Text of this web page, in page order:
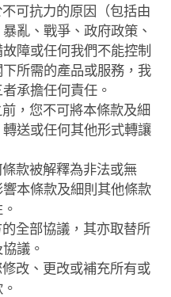
可抗力的原因（包括由
亂、戰爭、政府政策、
障或任何我們不能控制
所需的產品或服務，我
承擔任何責任。
，您不可將本條款及細
送或任何其他形式轉讓
款被解釋為非法或無
本條款及細則其他條款
全部協議，其亦取替所
議。
改、更改或補充所有或